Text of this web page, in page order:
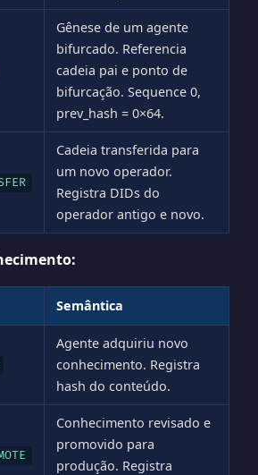
Gênese de um agente
bifurcado. Referencia
cadeia pai e ponto de
bifurcação. Sequence 0,
prev_hash = 0×64.
Cadeia transferida para
um novo operador.
Registra DIDs do
operador antigo e novo.
Semântica
Agente adquiriu novo
conhecimento. Registra
hash do conteúdo.
Conhecimento revisado e
promovido para
produção. Registra